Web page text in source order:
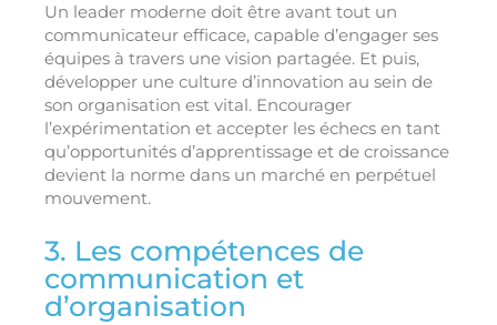
Un leader moderne doit être avant tout un
communicateur efficace, capable d’engager ses
équipes à travers une vision partagée. Et puis,
développer une culture d’innovation au sein de
son organisation est vital. Encourager
l’expérimentation et accepter les échecs en tant
qu’opportunités d’apprentissage et de croissance
devient la norme dans un marché en perpétuel
mouvement.
3. Les compétences de
communication et
d’organisation